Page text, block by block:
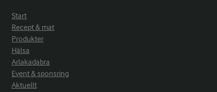
Start
Recept & mat
Produkter
Hälsa
Arlakadabra
Event & sponsring
Aktuellt